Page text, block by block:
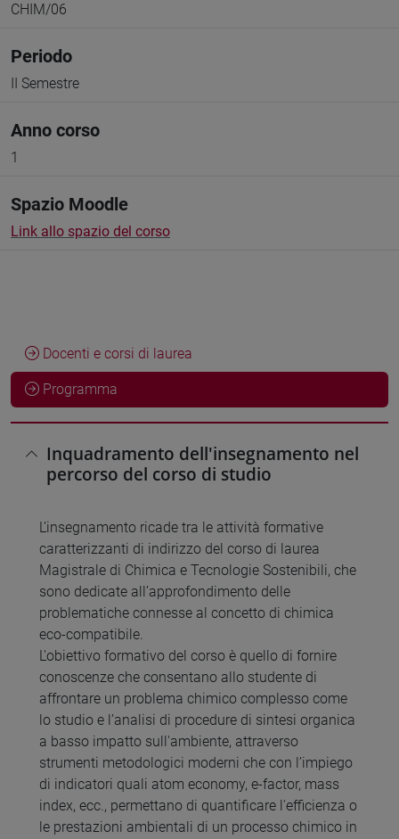
CHIM/06
Periodo
II Semestre
Anno corso
1
Spazio Moodle
Link allo spazio del corso
Docenti e corsi di laurea
Programma
Inquadramento dell'insegnamento nel
percorso del corso di studio
L’insegnamento ricade tra le attività formative
caratterizzanti di indirizzo del corso di laurea
Magistrale di Chimica e Tecnologie Sostenibili, che
sono dedicate all’approfondimento delle
problematiche connesse al concetto di chimica
eco-compatibile.
L'obiettivo formativo del corso è quello di fornire
conoscenze che consentano allo studente di
affrontare un problema chimico complesso come
lo studio e l’analisi di procedure di sintesi organica
a basso impatto sull'ambiente, attraverso
strumenti metodologici moderni che con l’impiego
di indicatori quali atom economy, e-factor, mass
index, ecc., permettano di quantificare l'efficienza o
le prestazioni ambientali di un processo chimico in